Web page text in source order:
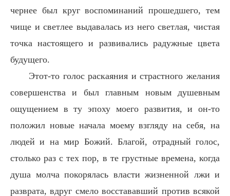
чернее был круг воспоминаний прошедшего, тем
чище и светлее выдавалась из него светлая, чистая
точка настоящего и развивались радужные цвета
будущего.
Этот-то голос раскаяния и страстного желания
совершенства и был главным новым душевным
ощущением в ту эпоху моего развития, и он-то
положил новые начала моему взгляду на себя, на
людей и на мир Божий. Благой, отрадный голос,
столько раз с тех пор, в те грустные времена, когда
душа молча покорялась власти жизненной лжи и
разврата, вдруг смело восстававший против всякой